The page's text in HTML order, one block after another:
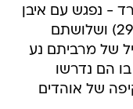
- נפגש עם איבן
גרויוביץ' (27) ולובומיר מרקוביץ' (29) ושלושתם
של מרביתם נע
בו הם נדרשו
של אוהדים